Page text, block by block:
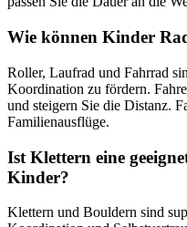
Wie können Kinder
Roller, Laufrad und Fahrrad
Koordination zu fördern.
und steigern Sie die Distanz.
Familienausflüge.
Ist Klettern eine
Kinder?
Klettern und Bouldern sind